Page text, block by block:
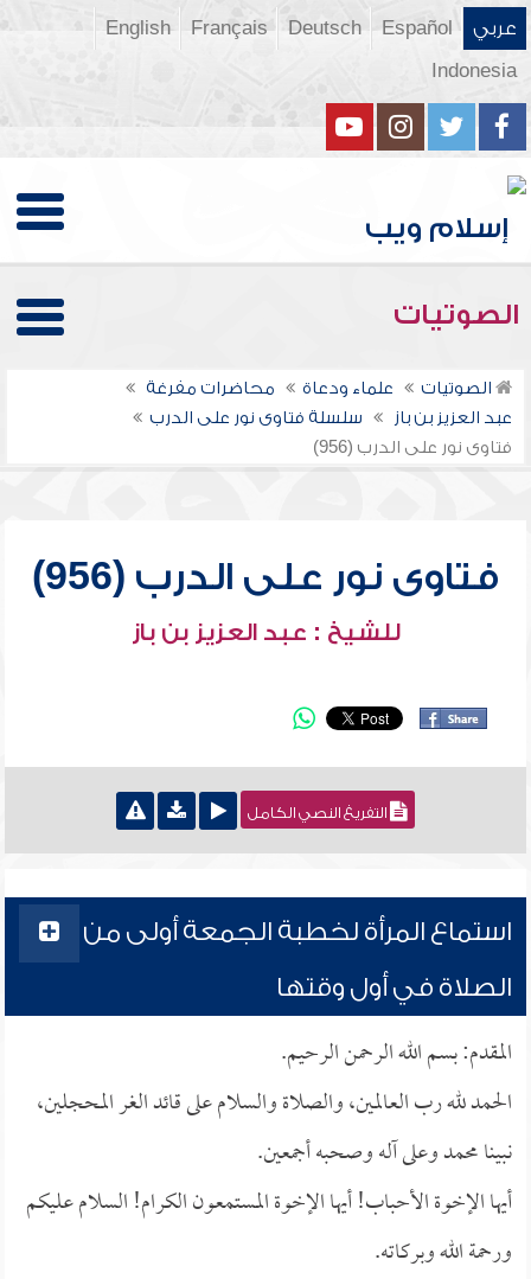
عربي Español
Deutsch
Français
English
Indonesia
الصوتيات
الصوتيات علماء ودعاة
محاضرات مفرغة
عبد العزيز بن باز
سلسلة فتاوى نور على الدرب
فتاوى نور على الدرب (956)
فتاوى نور على الدرب (956)
للشيخ : عبد العزيز بن باز
التفريغ النصي الكامل
استماع المرأة لخطبة الجمعة أولى من
الصلاة في أول وقتها
المقدم: بسم الله الرحمن الرحيم.
الحمد لله رب العالمين، والصلاة والسلام على قائد الغر المحجلين،
نبينا محمد وعلى آله وصحبه أجمعين.
أيها الإخوة الأحباب! أيها الإخوة المستمعون الكرام! السلام عليكم
ورحمة الله وبركاته.